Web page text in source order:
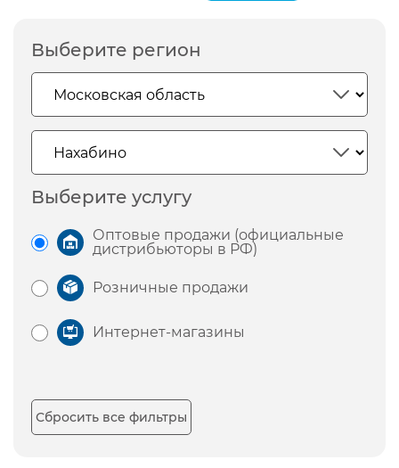
Выберите регион
Выберите услугу
Оптовые продажи (официальные
дистрибьюторы в РФ)
Розничные продажи
Интернет-магазины
Сбросить все фильтры